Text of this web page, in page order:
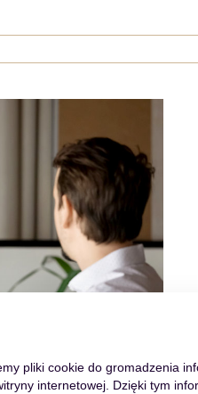
pliki cookie do gromadzenia
internetowej. Dzięki tym